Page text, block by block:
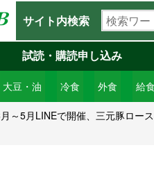
サイト内検索
検
索
ワ
ー
ド
を
入
大豆・油 冷食 外食 給食
試読・購読申し込み
～5月LINEで開催、三元豚ロー